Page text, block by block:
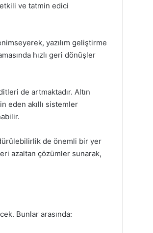
etkili ve tatmin edici
yazılım geliştirme
hızlı geri dönüşler
de artmaktadır. Altın
eden akıllı sistemler
de önemli bir yer
azaltan çözümler sunarak,
Bunlar arasında: